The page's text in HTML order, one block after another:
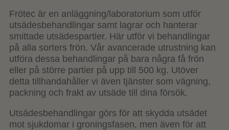
Frötec är en anläggning/laboratorium som utför
utsädesbehandlingar samt lagrar och hanterar
smittade utsädespartier. Här utför vi behandlingar
på alla sorters frön. Vår avancerade utrustning kan
utföra dessa behandlingar på bara några få frön
eller på större partier på upp till 500 kg. Utöver
detta tillhandahåller vi även tjänster som vägning,
packning och frakt av utsäde till dina försök.
Utsädesbehandlingar görs för att skydda utsädet
mot sjukdomar i groningsfasen, men även för att